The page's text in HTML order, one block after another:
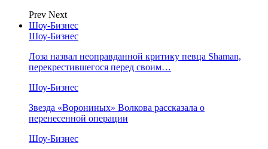
Prev Next
Шоу-Бизнес
Шоу-Бизнес
Лоза назвал неоправданной критику певца Shaman,
перекрестившегося перед своим…
Шоу-Бизнес
Звезда «Ворониных» Волкова рассказала о
перенесенной операции
Шоу-Бизнес